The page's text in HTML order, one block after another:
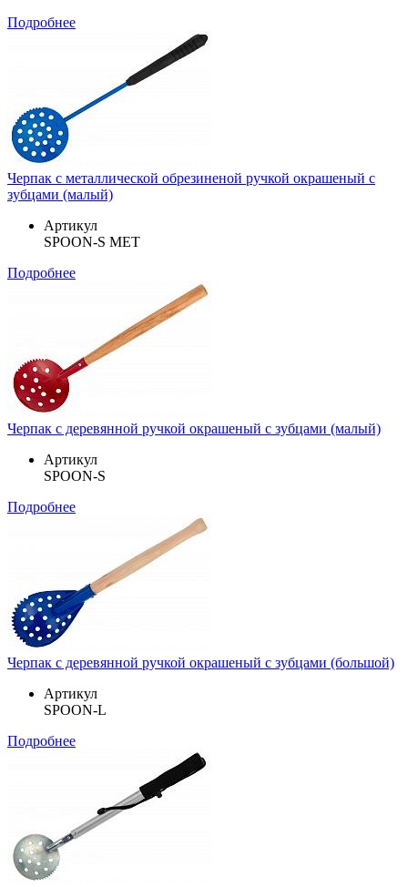
Подробнее
Черпак с металлической обрезиненой ручкой окрашеный с
зубцами (малый)
Артикул
SPOON-S MET
Подробнее
Черпак с деревянной ручкой окрашеный с зубцами (малый)
Артикул
SPOON-S
Подробнее
Черпак с деревянной ручкой окрашеный с зубцами (большой)
Артикул
SPOON-L
Подробнее